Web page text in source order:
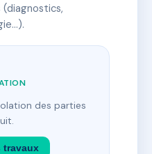
des parties
travaux